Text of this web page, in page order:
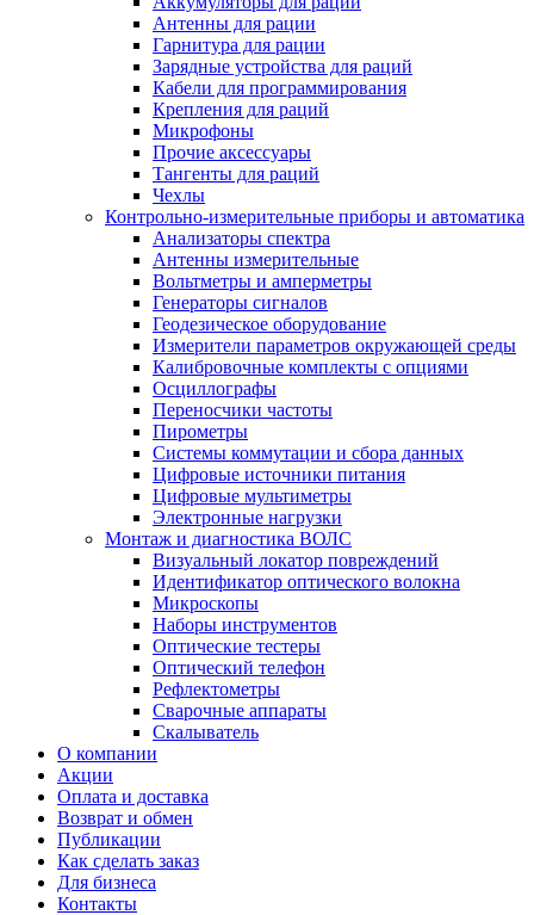
Антенны для рации
Гарнитура для рации
Зарядные устройства для раций
Кабели для программирования
Крепления для раций
Микрофоны
Прочие аксессуары
Тангенты для раций
Чехлы
Контрольно-измерительные приборы и автоматика
Анализаторы спектра
Антенны измерительные
Вольтметры и амперметры
Генераторы сигналов
Геодезическое оборудование
Измерители параметров окружающей среды
Калибровочные комплекты с опциями
Осциллографы
Переносчики частоты
Пирометры
Системы коммутации и сбора данных
Цифровые источники питания
Цифровые мультиметры
Электронные нагрузки
Монтаж и диагностика ВОЛС
Визуальный локатор повреждений
Идентификатор оптического волокна
Микроскопы
Наборы инструментов
Оптические тестеры
Оптический телефон
Рефлектометры
Сварочные аппараты
Скалыватель
О компании
Акции
Оплата и доставка
Возврат и обмен
Публикации
Как сделать заказ
Для бизнеса
Контакты